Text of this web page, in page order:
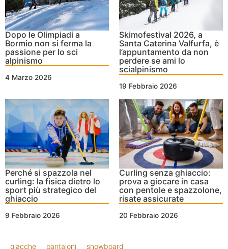
Dopo le Olimpiadi a
Bormio non si ferma la
passione per lo sci
alpinismo
4 Marzo 2026
Skimofestival 2026, a
Santa Caterina Valfurfa, è
l’appuntamento da non
perdere se ami lo
scialpinismo
19 Febbraio 2026
Perché si spazzola nel
curling: la fisica dietro lo
sport più strategico del
ghiaccio
9 Febbraio 2026
Curling senza ghiaccio:
prova a giocare in casa
con pentole e spazzolone,
risate assicurate
20 Febbraio 2026
giacche pantaloni snowboard